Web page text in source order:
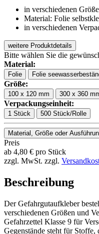
in verschiedenen
Material: Folie
in verschiedenen
weitere Produktdetails
Bitte wählen Sie die
Material:
Folie Folie
Größe:
100 x 120 mm 300 x 360
Verpackungseinheit:
1 Stück 500 Stück/Rolle
Preis
ab 4,80 € pro Stück
zzgl. MwSt. zzgl.
Beschreibung
Der Gefahrgutaufkleber
verschiedenen Größen und
Gefahrzettel Klasse 9 für
Gegenstände steht für